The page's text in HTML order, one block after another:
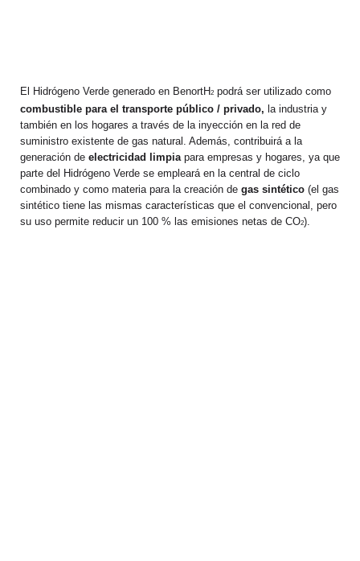
El Hidrógeno Verde generado en BenortH 2 podrá ser utilizado como
combustible para el transporte público / privado, la industria y
también en los hogares a través de la inyección en la red de
suministro existente de gas natural. Además, contribuirá a la
generación de electricidad limpiapara empresas y hogares, ya que
parte del Hidrógeno Verde se empleará en la central de ciclo
combinado y como materia para la creación de gas sintético (el gas
sintético tiene las mismas características que el convencional, pero
su uso permite reducir un 100 % las emisiones netas de CO2).